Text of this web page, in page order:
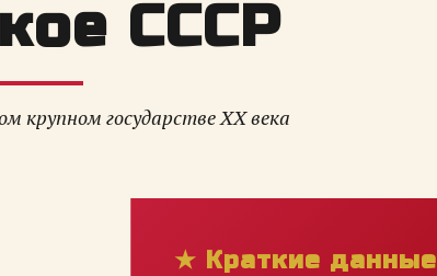
СССР
крупном государстве XX века
★ Краткие данные